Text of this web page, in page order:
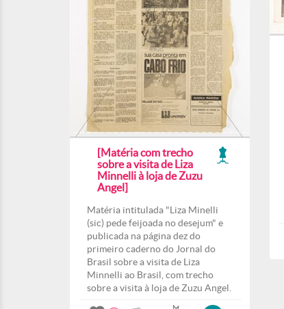
[Matéria com trecho
sobre a visita de Liza
Minnelli à loja de Zuzu
Angel]
Matéria intitulada "Liza Minelli
(sic) pede feijoada no desejum" e
publicada na página dez do
primeiro caderno do Jornal do
Brasil sobre a visita de Liza
Minnelli ao Brasil, com trecho
sobre a visita à loja de Zuzu Angel.